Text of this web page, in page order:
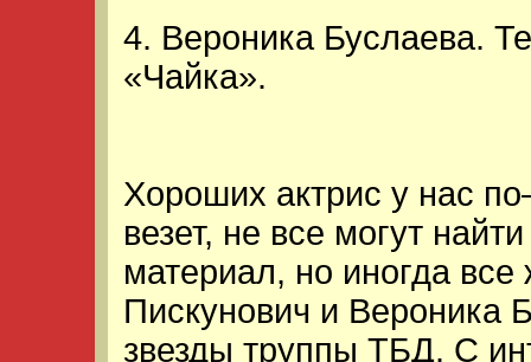
4. Вероника Буслаева.
«Чайка».
Хороших актрис у нас
везет, не все могут
материал, но иногда
Пискунович и
звезды труппы ТБД. С